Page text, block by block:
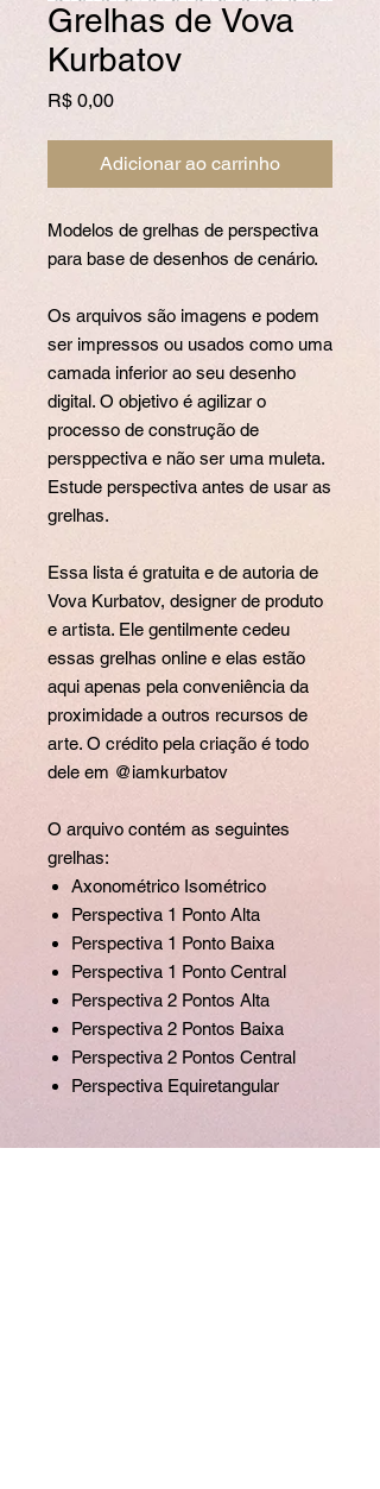
Grelhas de Vova
Kurbatov
R$ 0,00Preço
Adicionar ao carrinho
Modelos de grelhas de perspectiva
para base de desenhos de cenário.
Os arquivos são imagens e podem
ser impressos ou usados como uma
camada inferior ao seu desenho
digital. O objetivo é agilizar o
processo de construção de
persppectiva e não ser uma muleta.
Estude perspectiva antes de usar as
grelhas.
Essa lista é gratuita e de autoria de
Vova Kurbatov, designer de produto
e artista. Ele gentilmente cedeu
essas grelhas online e elas estão
aqui apenas pela conveniência da
proximidade a outros recursos de
arte. O crédito pela criação é todo
dele em @iamkurbatov
O arquivo contém as seguintes
grelhas:
Axonométrico Isométrico
Perspectiva 1 Ponto Alta
Perspectiva 1 Ponto Baixa
Perspectiva 1 Ponto Central
Perspectiva 2 Pontos Alta
Perspectiva 2 Pontos Baixa
Perspectiva 2 Pontos Central
Perspectiva Equiretangular